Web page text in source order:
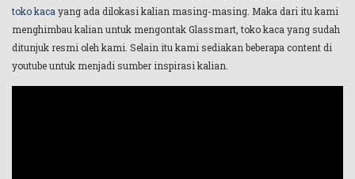
toko kaca yang ada dilokasi kalian masing-masing. Maka dari itu kami
menghimbau kalian untuk mengontak Glassmart, toko kaca yang sudah
ditunjuk resmi oleh kami. Selain itu kami sediakan beberapa content di
youtube untuk menjadi sumber inspirasi kalian.